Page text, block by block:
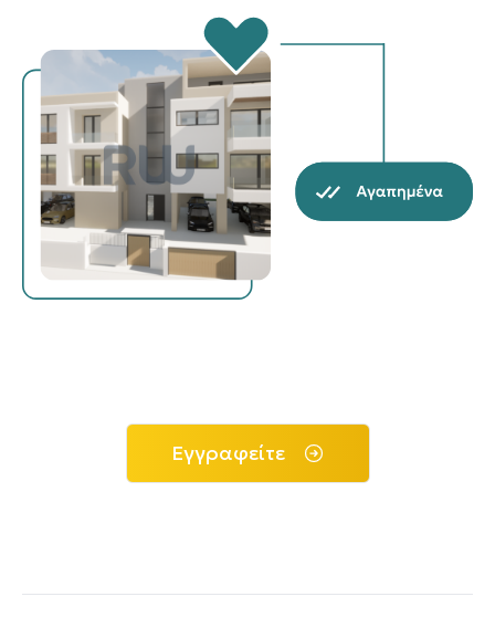
Εγγραφείτε